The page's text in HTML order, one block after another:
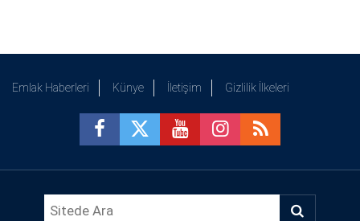
Emlak Haberleri Künye İletişim Gizlilik İlkeleri